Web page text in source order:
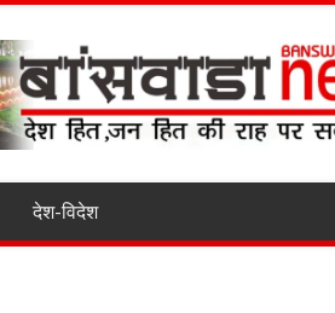
देश-विदेश